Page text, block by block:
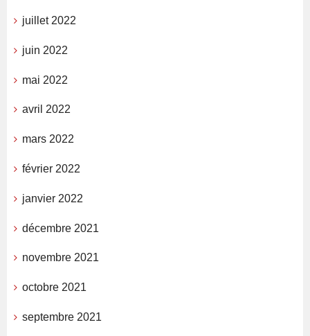
juillet 2022
juin 2022
mai 2022
avril 2022
mars 2022
février 2022
janvier 2022
décembre 2021
novembre 2021
octobre 2021
septembre 2021